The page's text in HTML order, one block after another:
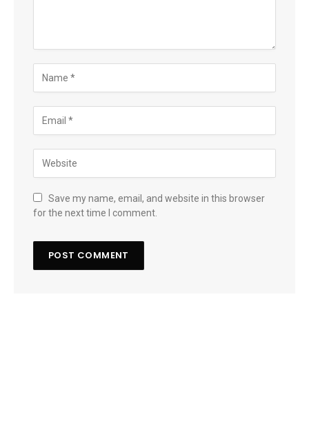
Save my name, email, and website in this browser
for the next time I comment.